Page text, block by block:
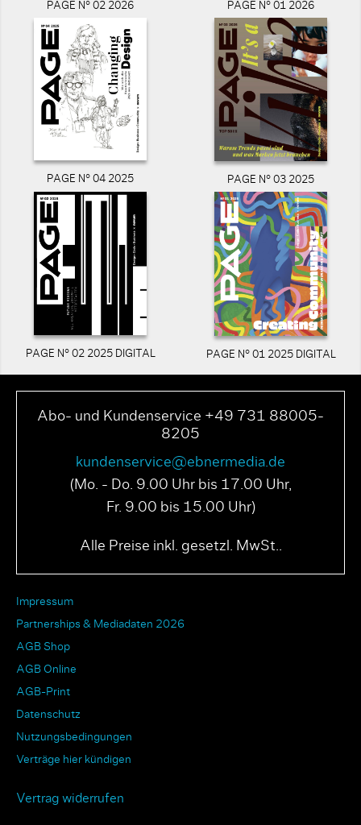
PAGE N° 02 2026 PAGE N° 01 2026
PAGE N° 04 2025 PAGE N° 03 2025
PAGE N° 02 2025 DIGITAL PAGE N° 01 2025 DIGITAL
Abo- und Kundenservice +49 731 88005-
8205
kundenservice@ebnermedia.de
(Mo. - Do. 9.00 Uhr bis 17.00 Uhr,
Fr. 9.00 bis 15.00 Uhr)
Alle Preise inkl. gesetzl. MwSt..
Impressum
Partnerships & Mediadaten 2026
AGB Shop
AGB Online
AGB-Print
Datenschutz
Nutzungsbedingungen
Verträge hier kündigen
Vertrag widerrufen